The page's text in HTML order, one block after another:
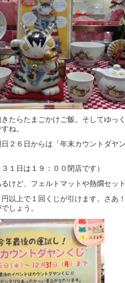
たらたまごかけご飯。そしてゆっ
ね。
２６日からは「年末カウントダヤ
３１日は１９：００閉店です）
けど、フェルトマットや熱燗セッ
円以上で１回くじが引けます。さあ
しょう。